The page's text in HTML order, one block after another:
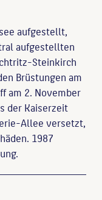
aufgestellt,
aufgestellten
Steinkirch
Brüstungen am
am 2. November
der Kaiserzeit
Allee versetzt,
1987